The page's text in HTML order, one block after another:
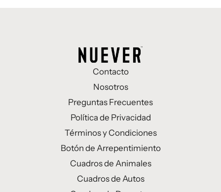
Contacto
Nosotros
Preguntas Frecuentes
Política de Privacidad
Términos y Condiciones
Botón de Arrepentimiento
Cuadros de Animales
Cuadros de Autos